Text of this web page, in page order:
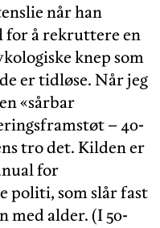
når han
for å rekruttere en
knep som
er tidløse. Når jeg
«sårbar
– 40-
tro det. Kilden er
for
politi, som slår fast
med alder. (I 50-